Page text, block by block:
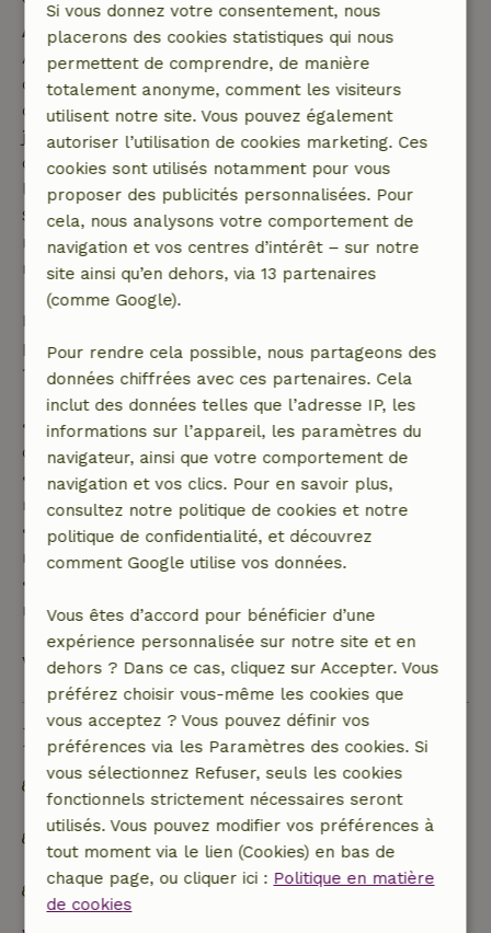
Annulation gratuite dans les 7 jours
Annulation gratuite dans les 7 jours suivant la
confirmation de ta réservation, à condition que la
demande de réservation ait été effectuée plus de 28
jours avant la date de début. Pour les réservations
dont la date de début est dans les 28 jours,
l'annulation gratuite s'applique dans les 24 heures.
Si tu annules dans le délai indiqué, tu as droit à un
remboursement intégral du montant de la
réservation.
Passé ce délai, tu recevras un remboursement
partiel du coût du séjour et un remboursement à
100 % de l'acompte :
• Jusqu'à 42 jours avant l'arrivée : remboursement
de 70 %
• Entre 42 et 28 jours avant l'arrivée :
remboursement de 40 %
• De 28 jours avant l'arrivée jusqu'au jour même :
remboursement de 10 %
• Le jour de l'arrivée ou après : aucun
remboursement
Voir tout
Durabilité
Hors réseau ou alimenté par une énergie 100 %
renouvelable
Les déchets alimentaires sont réduits au
minimum
Inventaire durable
Si vous donnez votre consentement, nous
placerons des cookies statistiques qui nous
permettent de comprendre, de manière
totalement anonyme, comment les visiteurs
utilisent notre site. Vous pouvez également
autoriser l’utilisation de cookies marketing. Ces
cookies sont utilisés notamment pour vous
proposer des publicités personnalisées. Pour
cela, nous analysons votre comportement de
navigation et vos centres d’intérêt – sur notre
site ainsi qu’en dehors, via 13 partenaires
(comme Google).
Pour rendre cela possible, nous partageons des
données chiffrées avec ces partenaires. Cela
inclut des données telles que l’adresse IP, les
informations sur l’appareil, les paramètres du
navigateur, ainsi que votre comportement de
navigation et vos clics. Pour en savoir plus,
consultez notre politique de cookies et notre
politique de confidentialité, et découvrez
comment Google utilise vos données.
Vous êtes d’accord pour bénéficier d’une
expérience personnalisée sur notre site et en
dehors ? Dans ce cas, cliquez sur Accepter. Vous
préférez choisir vous-même les cookies que
vous acceptez ? Vous pouvez définir vos
préférences via les Paramètres des cookies. Si
vous sélectionnez Refuser, seuls les cookies
fonctionnels strictement nécessaires seront
utilisés. Vous pouvez modifier vos préférences à
tout moment via le lien (Cookies) en bas de
chaque page, ou cliquer ici : Politique en matière
de cookies